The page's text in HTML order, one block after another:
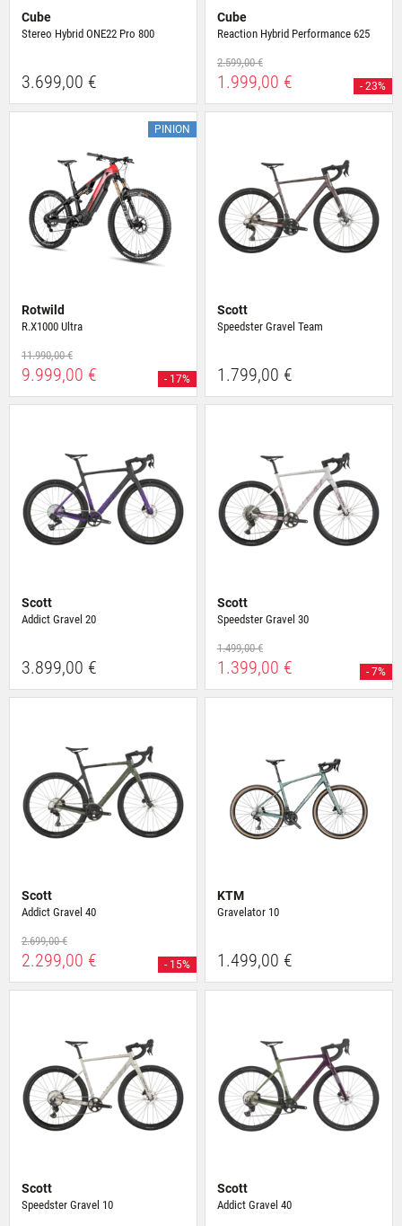
Cube
Stereo Hybrid ONE22 Pro 800
3.699,00 €
Cube
Reaction Hybrid Performance 625
2.599,00 €
1.999,00 € - 23%
PINION
Rotwild
R.X1000 Ultra
11.990,00 €
9.999,00 € - 17%
Scott
Speedster Gravel Team
1.799,00 €
Scott
Addict Gravel 20
3.899,00 €
Scott
Speedster Gravel 30
1.499,00 €
1.399,00 € - 7%
Scott
Addict Gravel 40
2.699,00 €
2.299,00 € - 15%
KTM
Gravelator 10
1.499,00 €
Scott
Speedster Gravel 10
Scott
Addict Gravel 40